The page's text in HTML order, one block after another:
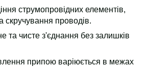
струмопровідних елементів,
скручування проводів.
та чисте з'єднання без залишків
припою варіюється в межах